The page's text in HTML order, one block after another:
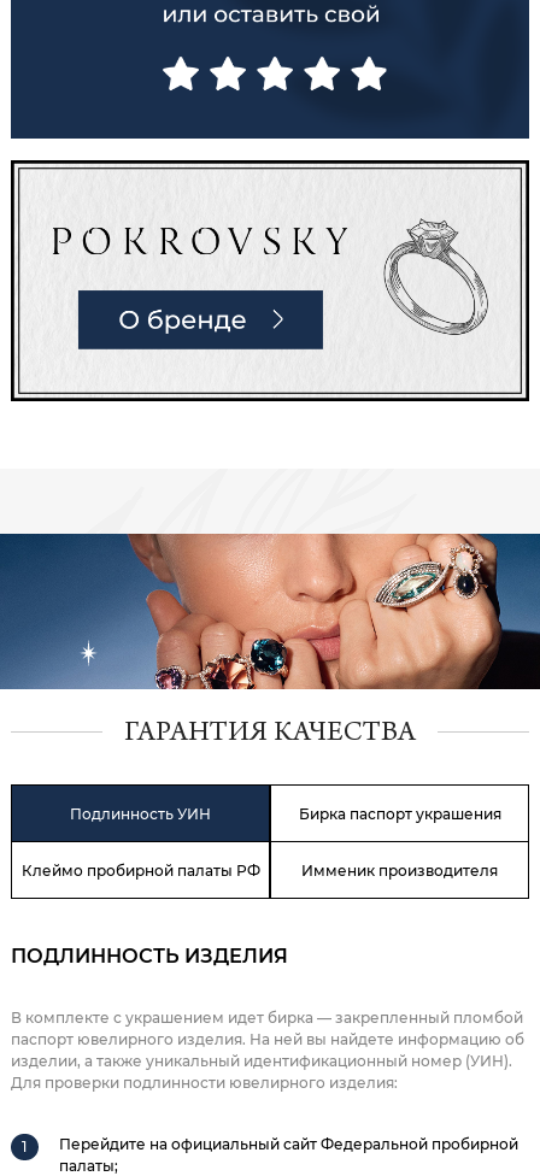
ГАРАНТИЯ КАЧЕСТВА
Подлинность УИН Бирка паспорт украшения
Клеймо пробирной палаты РФ Имменик производителя
ПОДЛИННОСТЬ ИЗДЕЛИЯ
В комплекте с украшением идет бирка — закрепленный пломбой
паспорт ювелирного изделия. На ней вы найдете информацию об
изделии, а также уникальный идентификационный номер (УИН).
Для проверки подлинности ювелирного изделия:
Перейдите на официальный сайт Федеральной пробирной
палаты;